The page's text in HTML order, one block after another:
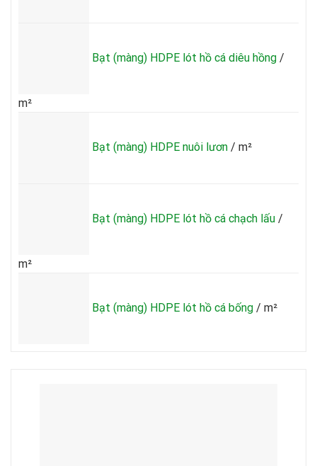
Bạt (màng) HDPE lót hồ cá diêu hồng /
m²
Bạt (màng) HDPE nuôi lươn / m²
Bạt (màng) HDPE lót hồ cá chạch lấu /
m²
Bạt (màng) HDPE lót hồ cá bống / m²